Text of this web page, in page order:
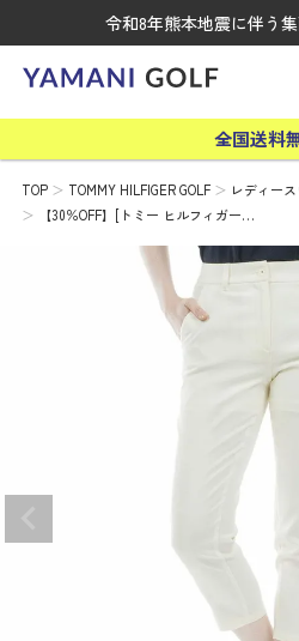
令和8年熊本地震に伴う
全国送料
TOP TOMMY HILFIGER GOLF レディー
【30％OFF】[トミー ヒルフィガー…